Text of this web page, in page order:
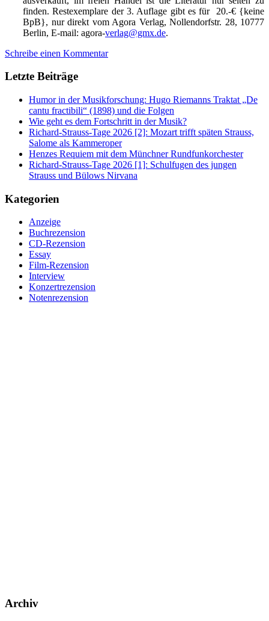
finden. Restexemplare der 3. Auflage gibt es für 20.-€ {keine
BpB}, nur direkt vom Agora Verlag, Nollendorfstr. 28, 10777
Berlin, E-mail: agora-verlag@gmx.de.
Schreibe einen Kommentar
Letzte Beiträge
Humor in der Musikforschung: Hugo Riemanns Traktat „De
cantu fractibili“ (1898) und die Folgen
Wie geht es dem Fortschritt in der Musik?
Richard-Strauss-Tage 2026 [2]: Mozart trifft späten Strauss,
Salome als Kammeroper
Henzes Requiem mit dem Münchner Rundfunkorchester
Richard-Strauss-Tage 2026 [1]: Schulfugen des jungen
Strauss und Bülows Nirvana
Kategorien
Anzeige
Buchrezension
CD-Rezension
Essay
Film-Rezension
Interview
Konzertrezension
Notenrezension
Archiv